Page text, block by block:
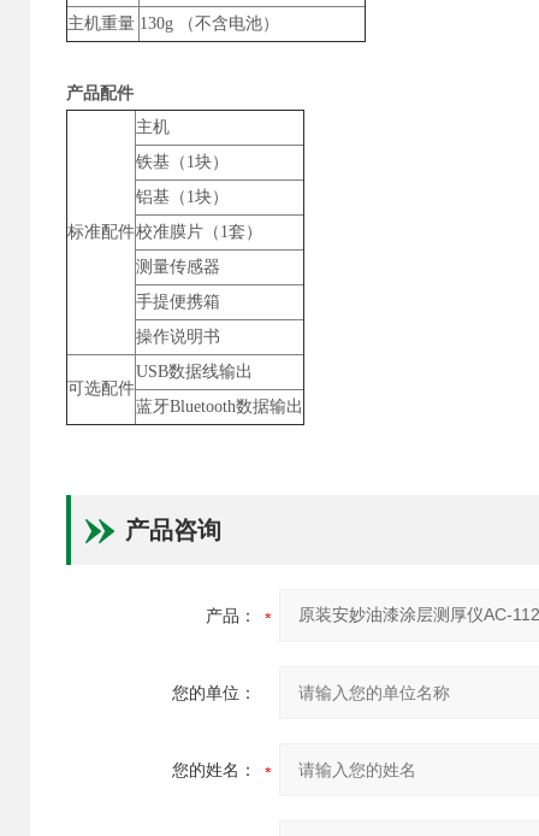
主机重量 130g （不含电池）
产品
标准配件
主机
铁基（1块）
铝基（1块）
校准膜片（1套）
测量传感器
手提便携箱
操作说明书
可选配件
USB数据线输出
蓝牙Bluetooth数据输出
产品咨询
产品：
您的单位：
您的姓名：